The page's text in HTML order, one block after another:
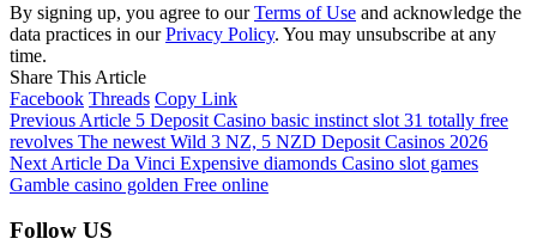
By signing up, you agree to ourTerms of Use and acknowledge the
data practices in ourPrivacy Policy. You may unsubscribe at any
time.
Share This Article
Facebook Threads Copy Link
Previous Article 5 Deposit Casino basic instinct slot 31 totally free
revolves The newest Wild 3 NZ, 5 NZD Deposit Casinos 2026
Next Article Da Vinci Expensive diamonds Casino slot games
Gamble casino golden Free online
Follow US